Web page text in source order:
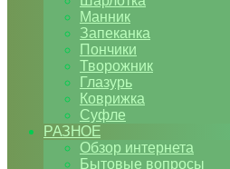
Манник
Запеканка
Пончики
Творожник
Глазурь
Коврижка
Суфле
РАЗНОЕ
Обзор интернета
Бытовые вопросы